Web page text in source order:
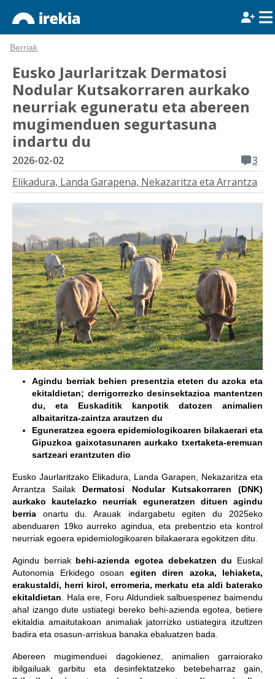
Berriak
Eusko Jaurlaritzak Dermatosi
Nodular Kutsakorraren aurkako
neurriak eguneratu eta abereen
mugimenduen segurtasuna
indartu du
2026-02-02
3
Elikadura, Landa Garapena, Nekazaritza eta Arrantza
Agindu berriak behien presentzia eteten du azoka eta
ekitaldietan; derrigorrezko desinsektazioa mantentzen
du, eta Euskaditik kanpotik datozen animalien
albaitaritza-zaintza arautzen du
Eguneratzea egoera epidemiologikoaren bilakaerari eta
Gipuzkoa gaixotasunaren aurkako txertaketa-eremuan
sartzeari erantzuten dio
Eusko Jaurlaritzako Elikadura, Landa Garapen, Nekazaritza eta
Arrantza Sailak Dermatosi Nodular Kutsakorraren (DNK)
aurkako kautelazko neurriak eguneratzen dituen agindu
berria onartu du. Arauak indargabetu egiten du 2025eko
abenduaren 19ko aurreko agindua, eta prebentzio eta kontrol
neurriak egoera epidemiologikoaren bilakaerara egokitzen ditu.
Agindu berriak behi-azienda egotea debekatzen du Euskal
Autonomia Erkidego osoan egiten diren azoka, lehiaketa,
erakustaldi, herri kirol, erromeria, merkatu eta aldi baterako
ekitaldietan . Hala ere, Foru Aldundiek salbuespenez baimendu
ahal izango dute ustiategi bereko behi-azienda egotea, betiere
ekitaldia amaitutakoan animaliak jatorrizko ustiategira itzultzen
badira eta osasun-arriskua banaka ebaluatzen bada.
Abereen mugimenduei dagokienez, animalien garraiorako
ibilgailuak garbitu eta desinfektatzeko betebeharraz gain,